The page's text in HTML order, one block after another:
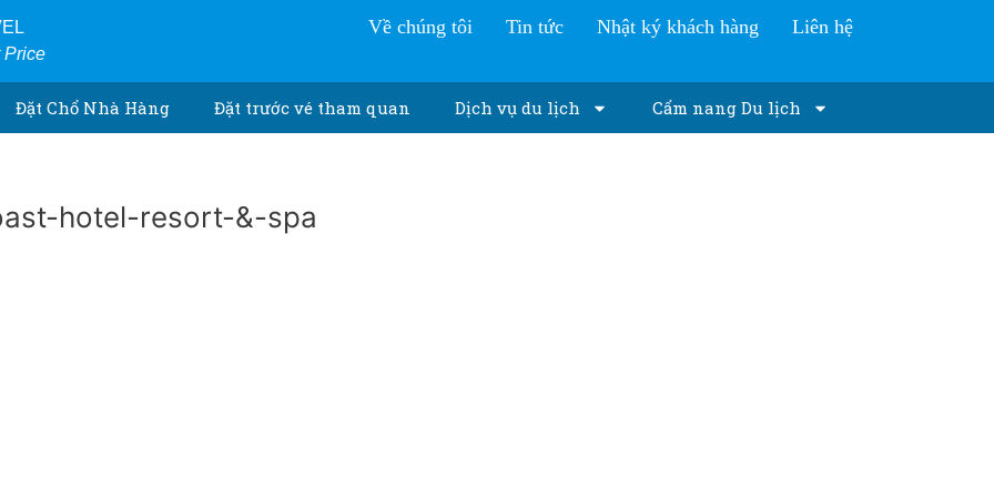
Price
Về chúng tôi Tin tức Nhật ký khách hàng Liên hệ
Đặt Chổ Nhà Hàng Đặt trước vé tham quan Dịch vụ du lịch Cẩm nang Du lịch
hotel-resort-&-spa